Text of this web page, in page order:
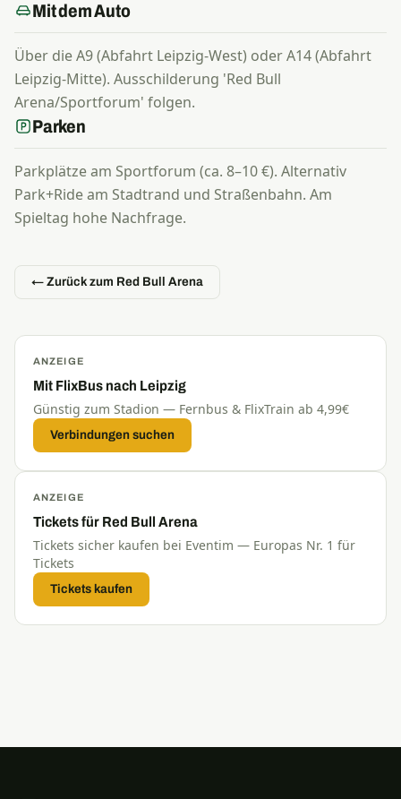
Mit dem Auto
Über die A9 (Abfahrt Leipzig-West) oder A14 (Abfahrt
Leipzig-Mitte). Ausschilderung 'Red Bull
Arena/Sportforum' folgen.
Parken
Parkplätze am Sportforum (ca. 8–10 €). Alternativ
Park+Ride am Stadtrand und Straßenbahn. Am
Spieltag hohe Nachfrage.
← Zurück zum Red Bull Arena
ANZEIGE
Mit FlixBus nach Leipzig
Günstig zum Stadion — Fernbus & FlixTrain ab 4,99€
Verbindungen suchen
ANZEIGE
Tickets für Red Bull Arena
Tickets sicher kaufen bei Eventim — Europas Nr. 1 für
Tickets
Tickets kaufen